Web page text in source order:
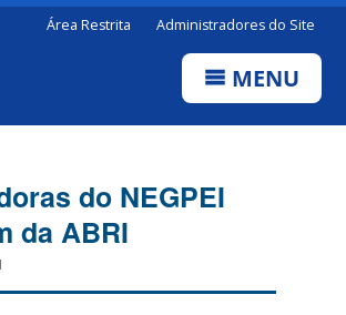
Área Restrita Administradores do Site
MENU
do NEGPEI
da ABRI